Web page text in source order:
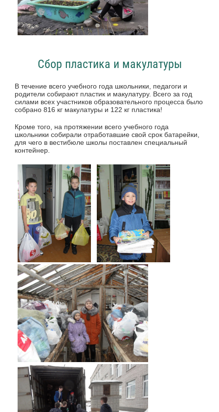
Сбор пластика и макулатуры
В течение всего учебного года школьники, педагоги и
родители собирают пластик и макулатуру. Всего за год
силами всех участников образовательного процесса было
собрано 816 кг макулатуры и 122 кг пластика!
Кроме того, на протяжении всего учебного года
школьники собирали отработавшие свой срок батарейки,
для чего в вестибюле школы поставлен специальный
контейнер.